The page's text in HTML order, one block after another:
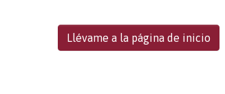
Llévame a la página de inicio